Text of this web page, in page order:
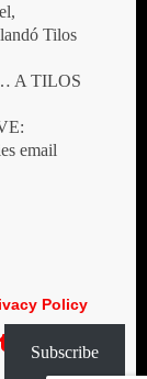
Tilos
A TILOS
email
Policy
Subscribe